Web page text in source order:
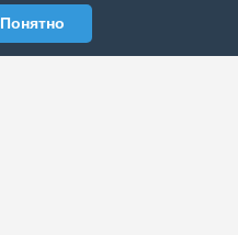
Понятно